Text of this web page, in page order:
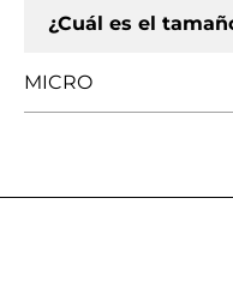
¿Cuál es el
MICRO